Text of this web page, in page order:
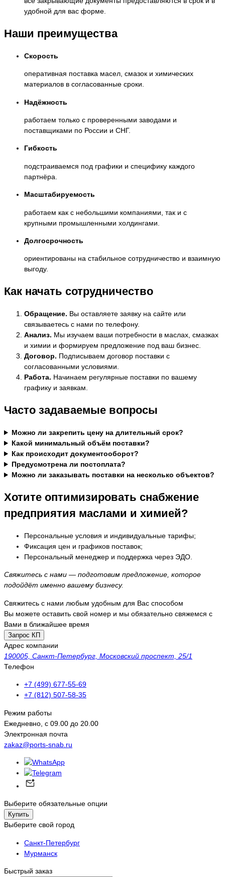
удобной для вас форме.
Наши преимущества
Скорость
оперативная поставка масел, смазок и химических
материалов в согласованные сроки.
Надёжность
работаем только с проверенными заводами и
поставщиками по России и СНГ.
Гибкость
подстраиваемся под графики и специфику каждого
партнёра.
Масштабируемость
работаем как с небольшими компаниями, так и с
крупными промышленными холдингами.
Долгосрочность
ориентированы на стабильное сотрудничество и взаимную
выгоду.
Как начать сотрудничество
Обращение. Вы оставляете заявку на сайте или
связываетесь с нами по телефону.
Анализ. Мы изучаем ваши потребности в маслах, смазках
и химии и формируем предложение под ваш бизнес.
Договор. Подписываем договор поставки с
согласованными условиями.
Работа. Начинаем регулярные поставки по вашему
графику и заявкам.
Часто задаваемые вопросы
Можно ли закрепить цену на длительный срок?
Какой минимальный объём поставки?
Как происходит документооборот?
Предусмотрена ли постоплата?
Можно ли заказывать поставки на несколько объектов?
Хотите оптимизировать снабжение
предприятия маслами и химией?
Персональные условия и индивидуальные тарифы;
Фиксация цен и графиков поставок;
Персональный менеджер и поддержка через ЭДО.
Свяжитесь с нами — подготовим предложение, которое
подойдёт именно вашему бизнесу.
Свяжитесь с нами любым удобным для Вас способом
Вы можете оставить свой номер и мы обязательно свяжемся с
Вами в ближайшее время
Запрос КП
Адрес компании
190005, Санкт-Петербург, Московский проспект, 25/1
Телефон
+7 (499) 677-55-69
+7 (812) 507-58-35
Режим работы
Ежедневно, с 09.00 до 20.00
Электронная почта
zakaz@ports-snab.ru
Выберите обязательные опции
Купить
Выберите свой город
Санкт-Петербург
Мурманск
Быстрый заказ